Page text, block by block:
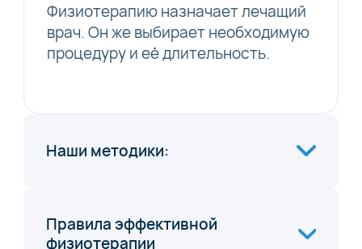
Физиотерапию назначает лечащий
врач. Он же выбирает необходимую
процедуру и её длительность.
Наши методики:
Правила эффективной
физиотерапии